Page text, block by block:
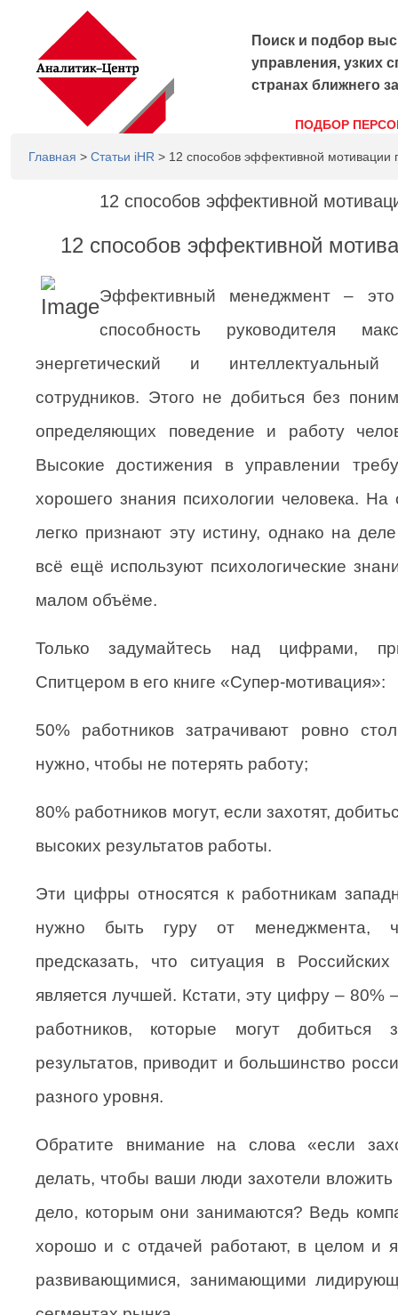
Поиск и подбор
управления, узких
странах ближнего
ПОДБОР
Главная > Статьи iHR > 12 способов эффективной мотивации
12 способов эффективной
12 способов эффективной
Эффективный менеджмент –
способность руководителя
энергетический и
сотрудников. Этого не добиться без
определяющих поведение и работу
Высокие достижения в управлении
хорошего знания психологии человека. На
легко признают эту истину, однако на
всё ещё используют психологические
малом объёме.
Только задумайтесь над цифрами,
Спитцером в его книге «Супер-мотивация»:
50% работников затрачивают ровно
нужно, чтобы не потерять работу;
80% работников могут, если захотят,
высоких результатов работы.
Эти цифры относятся к работникам
нужно быть гуру от менеджмента,
предсказать, что ситуация в
является лучшей. Кстати, эту цифру –
работников, которые могут добиться
результатов, приводит и большинство
разного уровня.
Обратите внимание на слова «если
делать, чтобы ваши люди захотели
дело, которым они занимаются? Ведь
хорошо и с отдачей работают, в целом и
развивающимися, занимающими